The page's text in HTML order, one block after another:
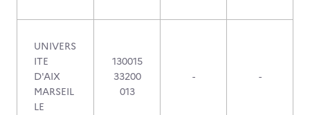
UNIVERS
ITE
D'AIX
MARSEIL
LE
130015
33200
013
- -